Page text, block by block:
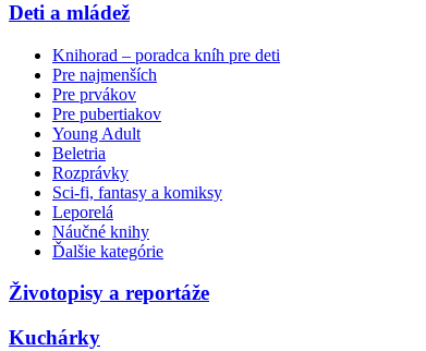
Deti a mládež
Knihorad – poradca kníh pre deti
Pre najmenších
Pre prvákov
Pre pubertiakov
Young Adult
Beletria
Rozprávky
Sci-fi, fantasy a komiksy
Leporelá
Náučné knihy
Ďalšie kategórie
Životopisy a reportáže
Kuchárky